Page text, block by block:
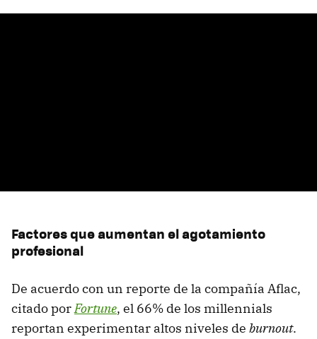
Factores que aumentan el agotamiento
profesional
De acuerdo con un reporte de la compañía Aflac,
citado porFortune, el 66% de los millennials
reportan experimentar altos niveles de burnout.